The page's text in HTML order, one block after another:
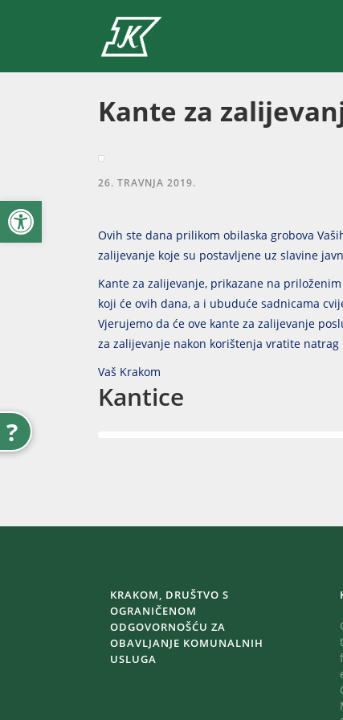
Open toolbar
?
Kante za
26. TRAVNJA 2019.
Ovih ste dana prilikom obilaska grobova
zalijevanje koje su postavljene uz slavine
Kante za zalijevanje, prikazane na
koji će ovih dana, a i ubuduće sadnicama
Vjerujemo da će ove kante za zalijevanje
za zalijevanje nakon korištenja vratite
Vaš Krakom
Kantice
KRAKOM, DRUŠTVO S
OGRANIČENOM
ODGOVORNOŠĆU ZA
OBAVLJANJE KOMUNALNIH
USLUGA